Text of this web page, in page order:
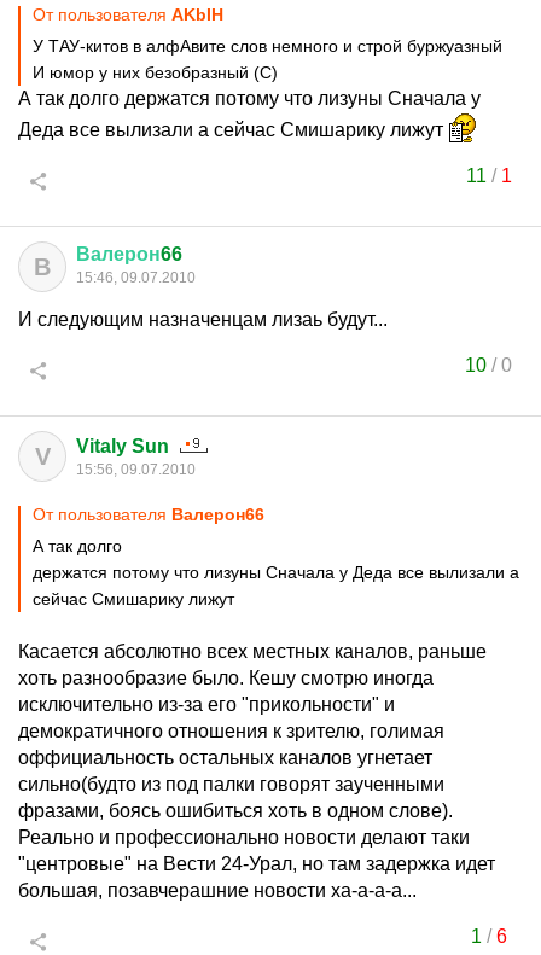
От пользователя AKbIH
У ТАУ-китов в алфАвите слов немного и строй буржуазный
И юмор у них безобразный (С)
А так долго держатся потому что лизуны Сначала у
Деда все вылизали а сейчас Смишарику лижут
11 / 1
В Валерон66
15:46, 09.07.2010
И следующим назначенцам лизаь будут...
10 /0
V Vitaly Sun
15:56, 09.07.2010
От пользователя Валерон66
А так долго
держатся потому что лизуны Сначала у Деда все вылизали а
сейчас Смишарику лижут
Касается абсолютно всех местных каналов, раньше
хоть разнообразие было. Кешу смотрю иногда
исключительно из-за его "прикольности" и
демократичного отношения к зрителю, голимая
оффициальность остальных каналов угнетает
сильно(будто из под палки говорят заученными
фразами, боясь ошибиться хоть в одном слове).
Реально и профессионально новости делают таки
"центровые" на Вести 24-Урал, но там задержка идет
большая, позавчерашние новости ха-а-а-а...
1 /6